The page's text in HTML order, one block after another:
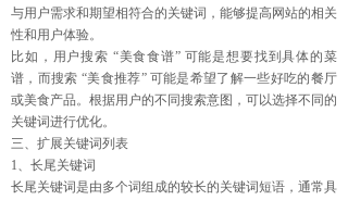
与用户需求和期望相符合的关键词，能够提高网站的相关
性和用户体验。
比如，用户搜索 “美食食谱” 可能是想要找到具体的菜
谱，而搜索 “美食推荐” 可能是希望了解一些好吃的餐厅
或美食产品。根据用户的不同搜索意图，可以选择不同的
关键词进行优化。
三、扩展关键词列表
1、长尾关键词
长尾关键词是由多个词组成的较长的关键词短语，通常具